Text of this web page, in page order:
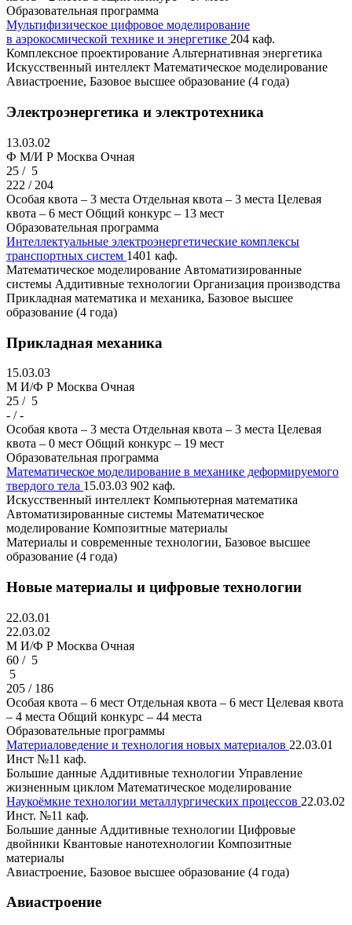
Образовательная программа
Мультифизическое цифровое моделирование
в аэрокосмической технике и энергетике 204 каф.
Комплексное проектирование Альтернативная энергетика
Искусственный интеллект Математическое моделирование
Авиастроение, Базовое высшее образование (4 года)
Электроэнергетика и электротехника
13.03.02
Ф M/И Р Москва Очная
25 / 5
222 / 204
Особая квота – 3 места Отдельная квота – 3 места Целевая
квота – 6 мест Общий конкурс – 13 мест
Образовательная программа
Интеллектуальные электроэнергетические комплексы
транспортных систем 1401 каф.
Математическое моделирование Автоматизированные
системы Аддитивные технологии Организация производства
Прикладная математика и механика, Базовое высшее
образование (4 года)
Прикладная механика
15.03.03
M И/Ф Р Москва Очная
25 / 5
- / -
Особая квота – 3 места Отдельная квота – 3 места Целевая
квота – 0 мест Общий конкурс – 19 мест
Образовательная программа
Математическое моделирование в механике деформируемого
твердого тела 15.03.03 902 каф.
Искусственный интеллект Компьютерная математика
Автоматизированные системы Математическое
моделирование Композитные материалы
Материалы и современные технологии, Базовое высшее
образование (4 года)
Новые материалы и цифровые технологии
22.03.01
22.03.02
M И/Ф Р Москва Очная
60 / 5
5
205 / 186
Особая квота – 6 мест Отдельная квота – 6 мест Целевая квота
– 4 места Общий конкурс – 44 места
Образовательные программы
Материаловедение и технология новых материалов 22.03.01
Инст №11 каф.
Большие данные Аддитивные технологии Управление
жизненным циклом Математическое моделирование
Наукоёмкие технологии металлургических процессов 22.03.02
Инст. №11 каф.
Большие данные Аддитивные технологии Цифровые
двойники Квантовые нанотехнологии Композитные
материалы
Авиастроение, Базовое высшее образование (4 года)
Авиастроение